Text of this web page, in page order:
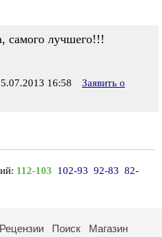
самого лучшего!!!
16:58
Заявить о
112-103 102-93 92-83 82-
Рецензии Поиск
Магазин